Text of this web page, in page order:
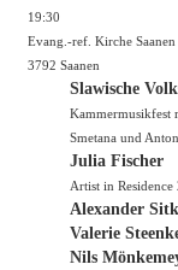
19:30
Evang.-ref. Kirche
3792 Saanen
Slawische
Kammermusikfest
Smetana und
Julia Fischer
Artist in Residence
Alexander
Valerie
Nils